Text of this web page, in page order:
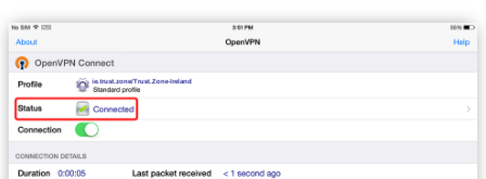
ie.trust.zone/Trust.Zone-Ireland